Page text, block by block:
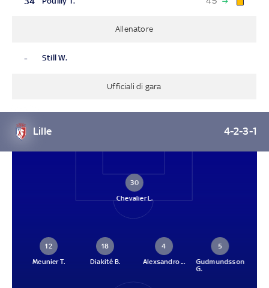
Allenatore
- Still W.
Ufficiali di gara
Lille 4-2-3-1
30
Chevalier L.
12
Meunier T.
18
Diakité B.
4
Alexsandro ...
5
Gudmundsson
G.